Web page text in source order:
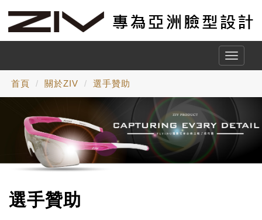
Toggle
首頁 關於ZIV 選手贊助
選手贊助